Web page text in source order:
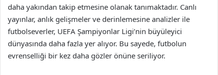
daha yakından takip etmesine olanak tanımaktadır. Canlı
yayınlar, anlık gelişmeler ve derinlemesine analizler ile
futbolseverler, UEFA Şampiyonlar Ligi’nin büyüleyici
dünyasında daha fazla yer alıyor. Bu sayede, futbolun
evrenselliği bir kez daha gözler önüne seriliyor.